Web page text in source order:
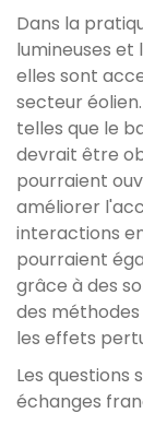
Dans la
lumineuses et
elles sont
secteur
telles que le
devrait être
pourraient
améliorer
interactions
pourraient
grâce à des
des
les effets
Les questions
échanges